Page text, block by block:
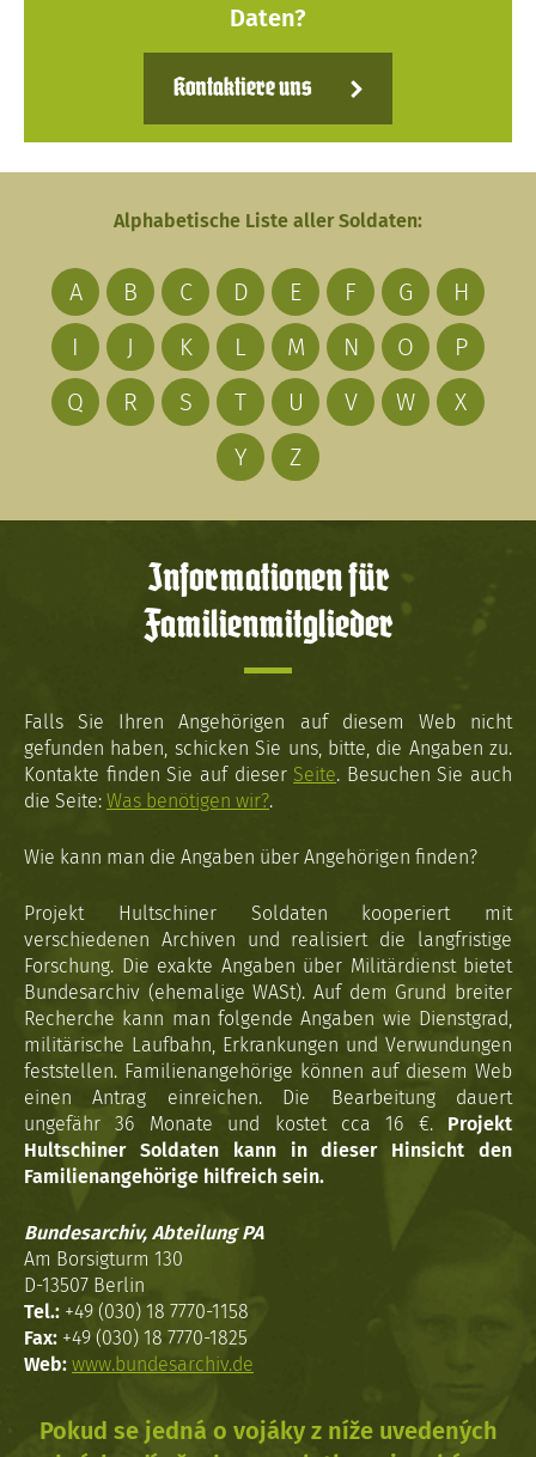
Daten?
Kontaktiere uns
Alphabetische Liste aller Soldaten:
A B C D E F G
H
I
J K L M N O
P
Q
R S T U V W
X
Y
Z
Informationen für
Familienmitglieder
Falls Sie Ihren Angehörigen auf diesem Web nicht
gefunden haben, schicken Sie uns, bitte, die Angaben zu.
Kontakte finden Sie auf dieser Seite. Besuchen Sie auch
die Seite: Was benötigen wir?.
Wie kann man die Angaben über Angehörigen finden?
Projekt Hultschiner Soldaten kooperiert mit
verschiedenen Archiven und realisiert die langfristige
Forschung. Die exakte Angaben über Militärdienst bietet
Bundesarchiv (ehemalige WASt). Auf dem Grund breiter
Recherche kann man folgende Angaben wie Dienstgrad,
militärische Laufbahn, Erkrankungen und Verwundungen
feststellen. Familienangehörige können auf diesem Web
einen Antrag einreichen. Die Bearbeitung dauert
ungefähr 36 Monate und kostet cca 16 €. Projekt
Hultschiner Soldaten kann in dieser Hinsicht den
Familienangehörige hilfreich sein.
Bundesarchiv, Abteilung PA
Am Borsigturm 130
D-13507 Berlin
Tel.: +49 (030) 18 7770-1158
Fax: +49 (030) 18 7770-1825
Web: www.bundesarchiv.de
Pokud se jedná o vojáky z níže uvedených